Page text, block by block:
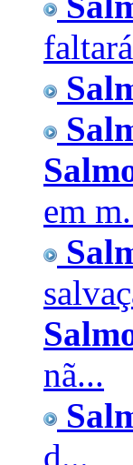
em
nã...
d...